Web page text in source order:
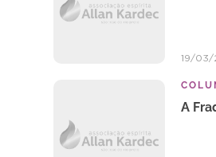
19/03/
A